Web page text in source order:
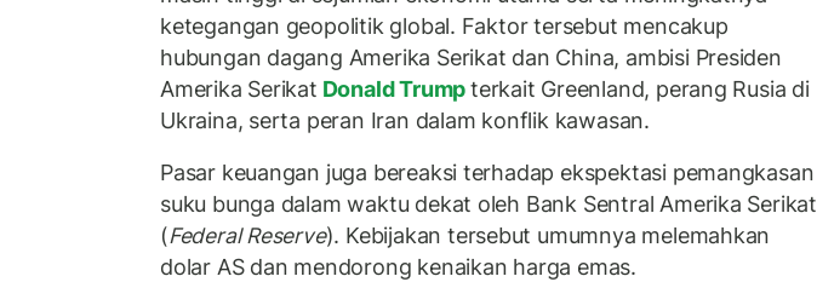
ketegangan geopolitik global. Faktor tersebut mencakup
hubungan dagang Amerika Serikat dan China, ambisi Presiden
Amerika Serikat Donald Trumpterkait Greenland, perang Rusia di
Ukraina, serta peran Iran dalam konflik kawasan.
Pasar keuangan juga bereaksi terhadap ekspektasi pemangkasan
suku bunga dalam waktu dekat oleh Bank Sentral Amerika Serikat
(Federal Reserve). Kebijakan tersebut umumnya melemahkan
dolar AS dan mendorong kenaikan harga emas.